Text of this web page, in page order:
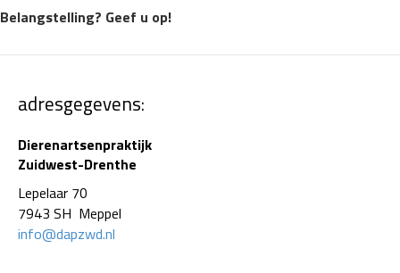
Belangstelling? Geef u op!
adresgegevens:
Dierenartsenpraktijk
Zuidwest-Drenthe
Lepelaar 70
7943 SH Meppel
info@dapzwd.nl